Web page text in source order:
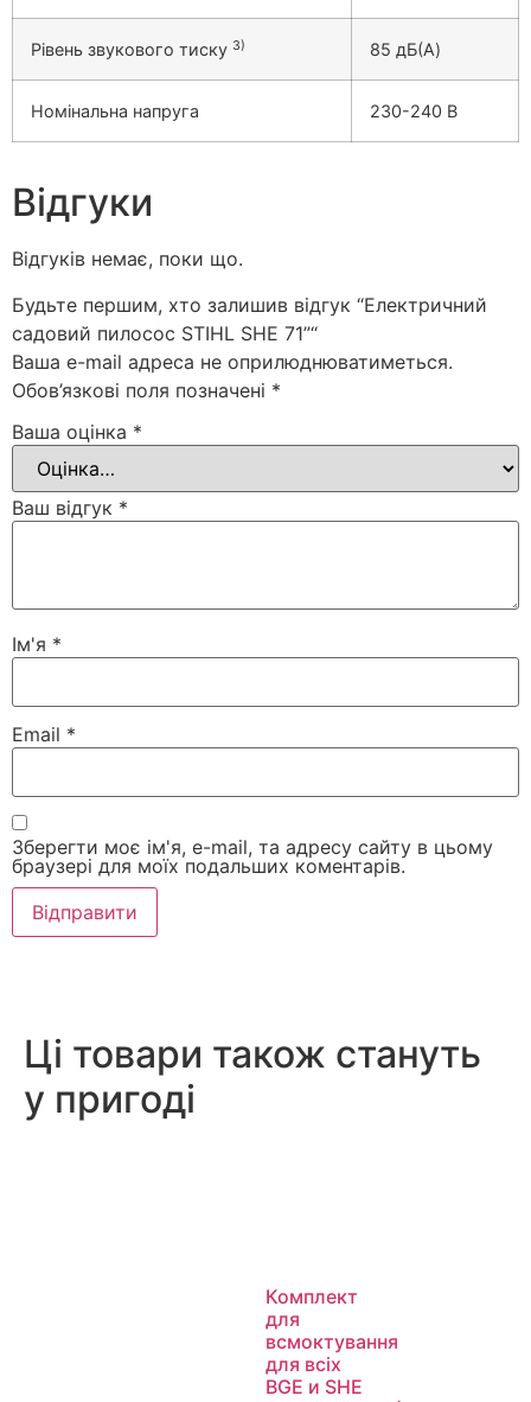
Рівень звукового тиску 3) 85 дБ(A)
Номінальна напруга 230-240 В
Відгуки
Відгуків немає, поки що.
Будьте першим, хто залишив відгук “Електричний
садовий пилосос STIHL SHE 71”“
Ваша e-mail адреса не оприлюднюватиметься.
Обов’язкові поля позначені *
Ваша оцінка *
Ваш відгук *
Ім'я *
Email *
Зберегти моє ім'я, e-mail, та адресу сайту в цьому
браузері для моїх подальших коментарів.
Ці товари також стануть
у пригоді
Комплект
для
всмоктування
для всіх
BGE и SHE